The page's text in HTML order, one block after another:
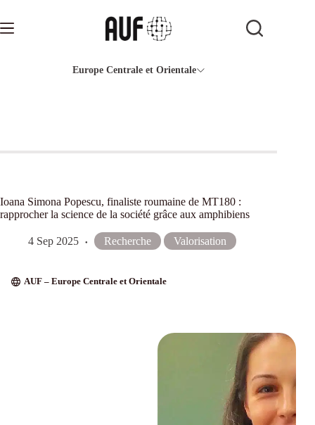
contenu
Europe Centrale et Orientale
Ioana Simona Popescu, finaliste roumaine de MT180 :
rapprocher la science de la société grâce aux amphibiens
4 Sep 2025 Recherche Valorisation
AUF – Europe Centrale et Orientale